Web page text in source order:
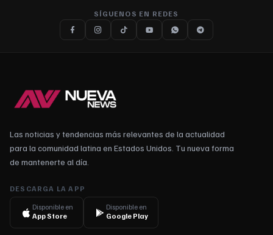
SÍGUENOS EN REDES
Las noticias y tendencias más relevantes de la actualidad
para la comunidad latina en Estados Unidos. Tu nueva forma
de mantenerte al día.
DESCARGA LA APP
Disponible en
App Store
Disponible en
Google Play